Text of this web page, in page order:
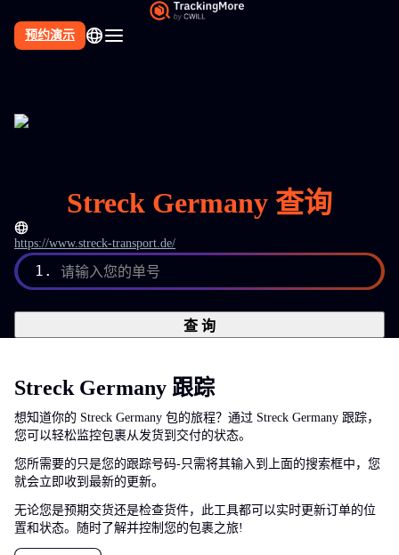
预约演示
Streck Germany 查询
https://www.streck-transport.de/
1. 请输入您的单号
查 询
Streck Germany 跟踪
想知道你的 Streck Germany 包的旅程？通过 Streck Germany 跟踪，
您可以轻松监控包裹从发货到交付的状态。
您所需要的只是您的跟踪号码-只需将其输入到上面的搜索框中，您
就会立即收到最新的更新。
无论您是预期交货还是检查货件，此工具都可以实时更新订单的位
置和状态。随时了解并控制您的包裹之旅!